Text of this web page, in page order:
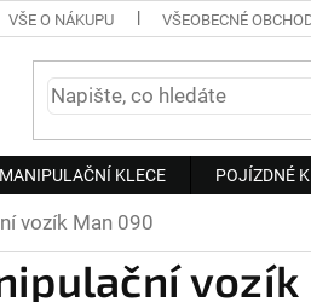
VŠE O NÁKUPU VŠEOBECNÉ
MANIPULAČNÍ KLECE POJÍZDNÉ
vozík Man 090
vozík